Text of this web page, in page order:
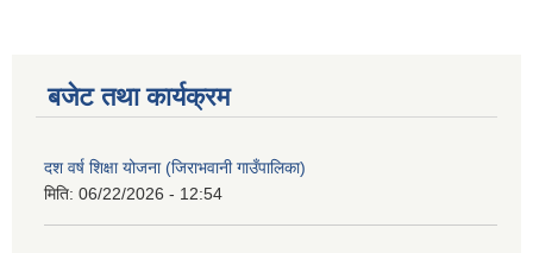
बजेट तथा कार्यक्रम
दश वर्ष शिक्षा योजना (जिराभवानी गाउँपालिका)
मिति: 06/22/2026 - 12:54